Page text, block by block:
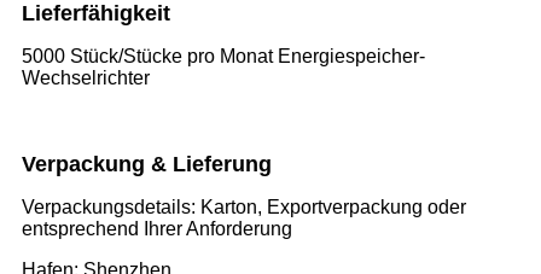
Lieferfähigkeit
5000 Stück/Stücke pro Monat Energiespeicher-
Wechselrichter
Verpackung & Lieferung
Verpackungsdetails: Karton, Exportverpackung oder
entsprechend Ihrer Anforderung
Hafen: Shenzhen